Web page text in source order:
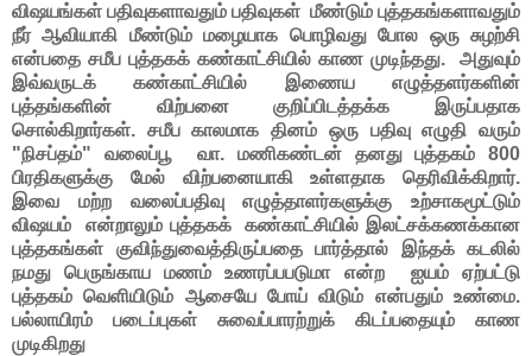
விஷயங்கள் பதிவுகளாவதும் பதிவுகள் மீண்டும் புத்தகங்களாவதும்
நீர் ஆவியாகி மீண்டும் மழையாக பொழிவது போல ஒரு சுழற்சி
என்பதை சமீப புத்தகக் கண்காட்சியில் காண முடிந்தது. அதுவும்
இவ்வருடக் கண்காட்சியில் இணைய எழுத்தளர்களின்
புத்தங்களின் விற்பனை குறிப்பிடத்தக்க இருப்பதாக
சொல்கிறார்கள். சமீப காலமாக தினம் ஒரு பதிவு எழுதி வரும்
"நிசப்தம்" வலைப்பூ வா. மணிகண்டன் தனது புத்தகம் 800
பிரதிகளுக்கு மேல் விற்பனையாகி உள்ளதாக தெரிவிக்கிறார்.
இவை மற்ற வலைப்பதிவு எழுத்தாளர்களுக்கு உற்சாகமூட்டும்
விஷயம் என்றாலும் புத்தகக் கண்காட்சியில் இலட்சக்கணக்கான
புத்தகங்கள் குவிந்துவைத்திருப்பதை பார்த்தால் இந்தக் கடலில்
நமது பெருங்காய மணம் உணரப்பபடுமா என்ற ஐயம் ஏற்பட்டு
புத்தகம் வெளியிடும் ஆசையே போய் விடும் என்பதும் உண்மை.
பல்லாயிரம் படைப்புகள் சுவைப்பாரற்றுக் கிடப்பதையும் காண
முடிகிறது